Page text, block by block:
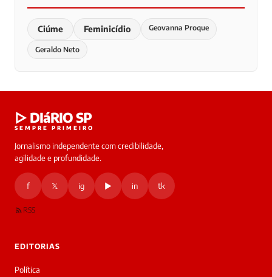
Ciúme Feminicídio Geovanna Proque
Geraldo Neto
▷ DIáRIO SP
SEMPRE PRIMEIRO
Jornalismo independente com credibilidade,
agilidade e profundidade.
f 𝕏 ig ▶ in tk
RSS
EDITORIAS
Política